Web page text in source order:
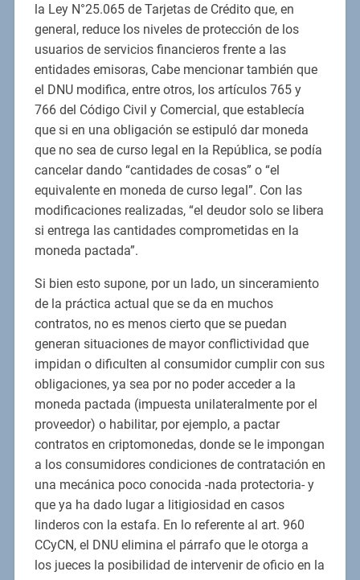
la Ley N°25.065 de Tarjetas de Crédito que, en
general, reduce los niveles de protección de los
usuarios de servicios financieros frente a las
entidades emisoras, Cabe mencionar también que
el DNU modifica, entre otros, los artículos 765 y
766 del Código Civil y Comercial, que establecía
que si en una obligación se estipuló dar moneda
que no sea de curso legal en la República, se podía
cancelar dando “cantidades de cosas” o “el
equivalente en moneda de curso legal”. Con las
modificaciones realizadas, “el deudor solo se libera
si entrega las cantidades comprometidas en la
moneda pactada”.
Si bien esto supone, por un lado, un sinceramiento
de la práctica actual que se da en muchos
contratos, no es menos cierto que se puedan
generan situaciones de mayor conflictividad que
impidan o dificulten al consumidor cumplir con sus
obligaciones, ya sea por no poder acceder a la
moneda pactada (impuesta unilateralmente por el
proveedor) o habilitar, por ejemplo, a pactar
contratos en criptomonedas, donde se le impongan
a los consumidores condiciones de contratación en
una mecánica poco conocida -nada protectoria- y
que ya ha dado lugar a litigiosidad en casos
linderos con la estafa. En lo referente al art. 960
CCyCN, el DNU elimina el párrafo que le otorga a
los jueces la posibilidad de intervenir de oficio en la